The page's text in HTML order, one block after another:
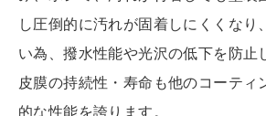
し圧倒的に汚れが固着しにくくなり
い為、撥水性能や光沢の低下を防止
皮膜の持続性・寿命も他のコーティ
的な性能を誇ります。